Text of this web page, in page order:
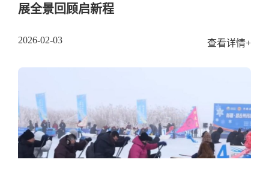
展全景回顾启新程
2026-02-03 查看详情+